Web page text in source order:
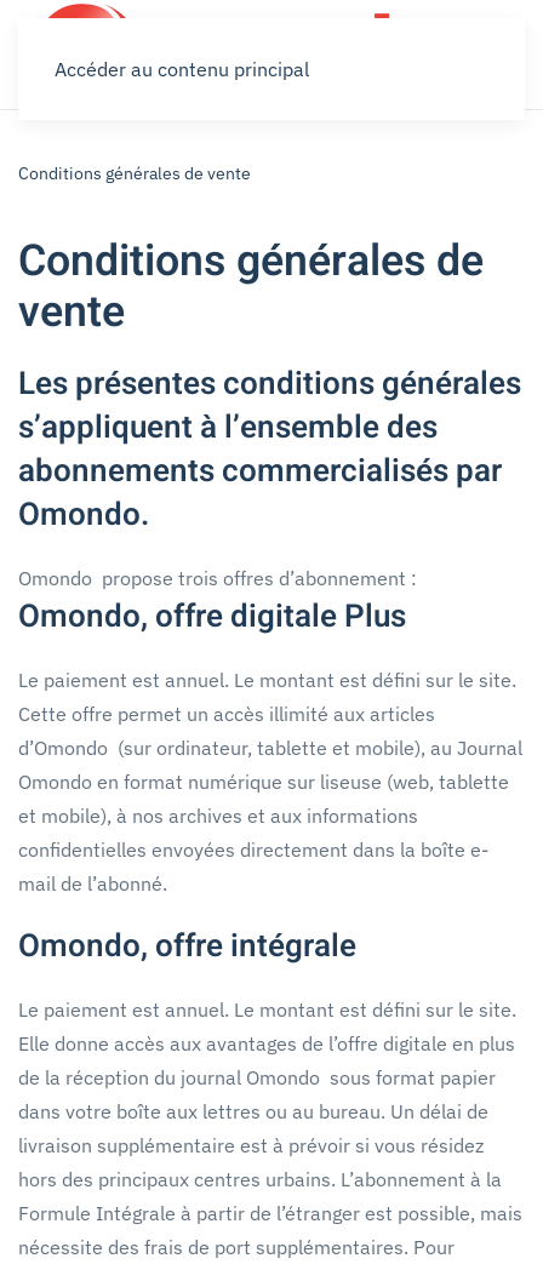
Accéder au contenu principal
Conditions générales de vente
Conditions générales de
vente
Les présentes conditions générales
s’appliquent à l’ensemble des
abonnements commercialisés par
Omondo.
Omondo propose trois offres d’abonnement :
Omondo, offre digitale Plus
Le paiement est annuel. Le montant est défini sur le site.
Cette offre permet un accès illimité aux articles
d’Omondo (sur ordinateur, tablette et mobile), au Journal
Omondo en format numérique sur liseuse (web, tablette
et mobile), à nos archives et aux informations
confidentielles envoyées directement dans la boîte e-
mail de l’abonné.
Omondo, offre intégrale
Le paiement est annuel. Le montant est défini sur le site.
Elle donne accès aux avantages de l’offre digitale en plus
de la réception du journal Omondo sous format papier
dans votre boîte aux lettres ou au bureau. Un délai de
livraison supplémentaire est à prévoir si vous résidez
hors des principaux centres urbains. L’abonnement à la
Formule Intégrale à partir de l’étranger est possible, mais
nécessite des frais de port supplémentaires. Pour